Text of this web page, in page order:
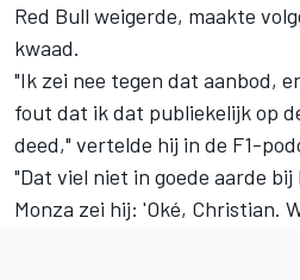
Red Bull weigerde, maakte
kwaad.
"Ik zei nee tegen dat aanbod,
fout dat ik dat publiekelijk op
deed," vertelde hij in de F1-
"Dat viel niet in goede aarde
Monza zei hij: 'Oké, Christian.